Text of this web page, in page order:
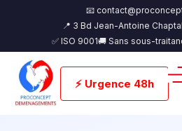
📧
📍 3 Bd Jean-Antoine
✅ ISO 9001🚚 Sans sous-
⚡ Urgence 48h